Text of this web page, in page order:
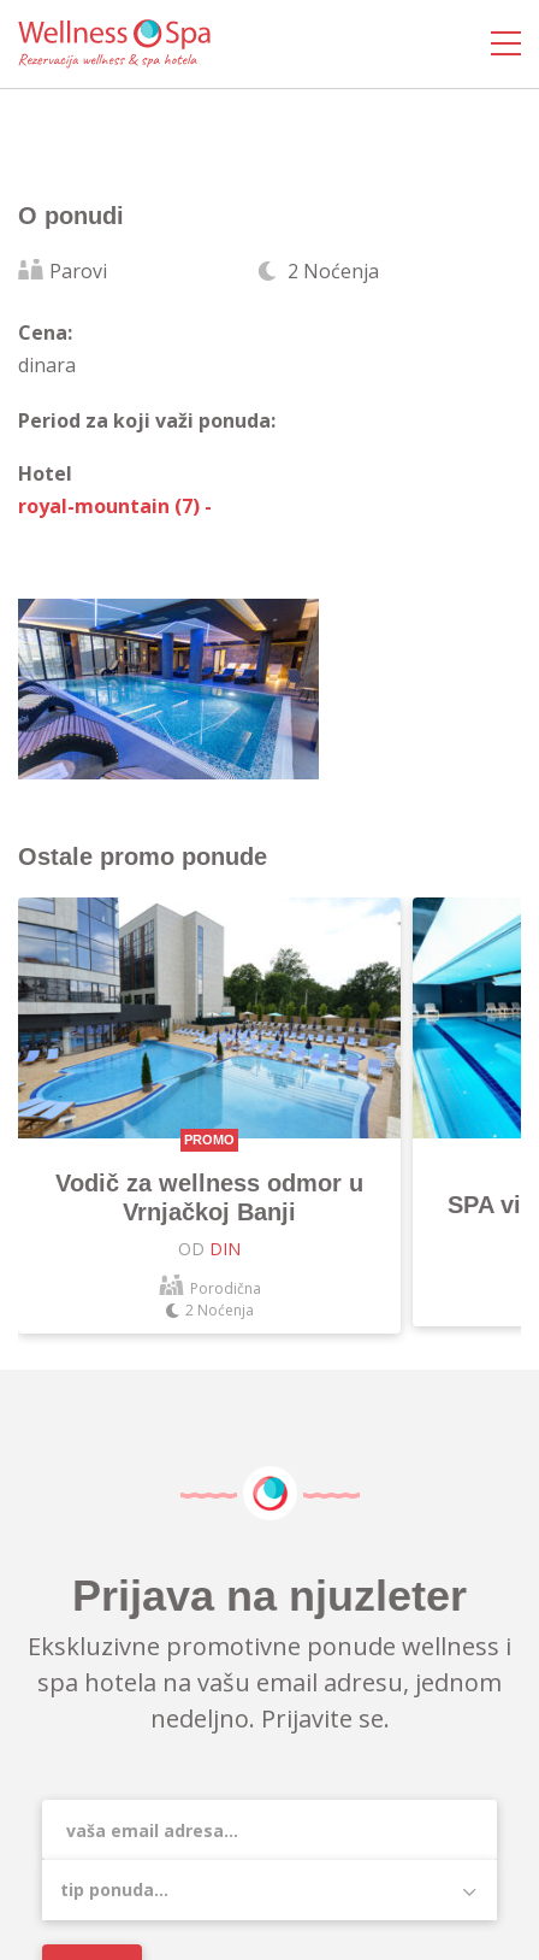
O ponudi
Parovi 2 Noćenja
Cena:
dinara
Period za koji važi ponuda:
Hotel
royal-mountain (7) -
Ostale promo ponude
PROMO
Vodič za wellness odmor u
Vrnjačkoj Banji
OD DIN
Porodična
2 Noćenja
SPA
Prijava na njuzleter
Ekskluzivne promotivne ponude wellness i
spa hotela na vašu email adresu, jednom
nedeljno. Prijavite se.